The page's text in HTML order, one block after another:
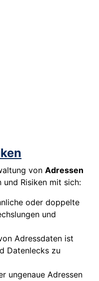
von Adressen
Risiken mit sich:
oder doppelte
und
Adressdaten ist
Datenlecks zu
ungenaue Adressen